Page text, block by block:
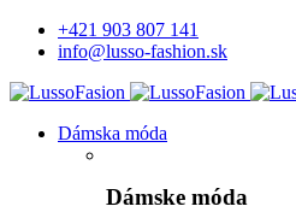
+421 903 807 141
info@lusso-fashion.sk
Dámska móda
Dámske móda